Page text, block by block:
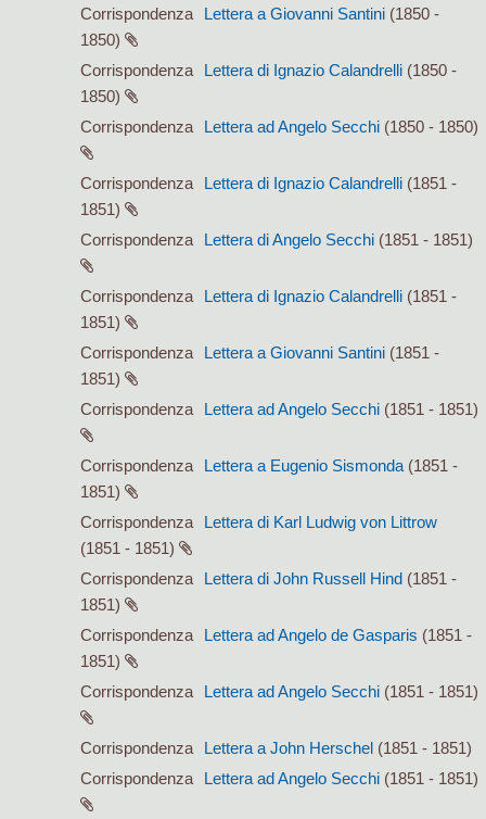
Corrispondenza
Lettera a Giovanni Santini (1850 -
1850)
Corrispondenza
Lettera di Ignazio Calandrelli (1850 -
1850)
Corrispondenza
Lettera ad Angelo Secchi (1850 - 1850)
Corrispondenza Lettera di Ignazio Calandrelli (1851 -
1851)
Corrispondenza
Lettera di Angelo Secchi (1851 - 1851)
Corrispondenza Lettera di Ignazio Calandrelli (1851 -
1851)
Corrispondenza
Lettera a Giovanni Santini (1851 -
1851)
Corrispondenza
Lettera ad Angelo Secchi (1851 - 1851)
Corrispondenza Lettera a Eugenio Sismonda (1851 -
1851)
Corrispondenza
Lettera di Karl Ludwig von Littrow
(1851 - 1851)
Corrispondenza
Lettera di John Russell Hind (1851 -
1851)
Corrispondenza
Lettera ad Angelo de Gasparis (1851 -
1851)
Corrispondenza
Lettera ad Angelo Secchi (1851 - 1851)
Corrispondenza Lettera a John Herschel (1851 - 1851)
Corrispondenza
Lettera ad Angelo Secchi (1851 - 1851)